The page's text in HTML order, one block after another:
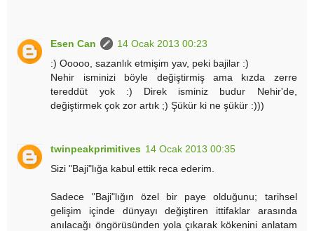
Esen Can
14 Ocak 2013 00:23
:) Ooooo, sazanlık etmişim yav, peki bajilar :)
Nehir isminizi böyle değiştirmiş ama kızda zerre
tereddüt yok :) Direk isminiz budur Nehir'de,
değiştirmek çok zor artık ;) Şükür ki ne şükür :)))
twinpeakprimitives 14 Ocak 2013 00:35
Sizi "Baji"lığa kabul ettik reca ederim.
Sadece "Baji"lığın özel bir paye olduğunu; tarihsel
gelişim içinde dünyayı değiştiren ittifaklar arasında
anılacağı öngörüsünden yola çıkarak kökenini anlatam